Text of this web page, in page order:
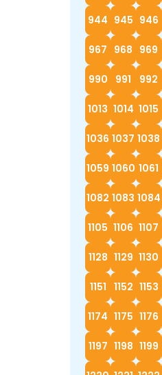
944 945 946
967 968 969
990 991 992
1013 1014 1015
1036 1037 1038
1059 1060 1061
1082 1083 1084
1105 1106 1107
1128 1129 1130
1151 1152 1153
1174 1175 1176
1197 1198 1199